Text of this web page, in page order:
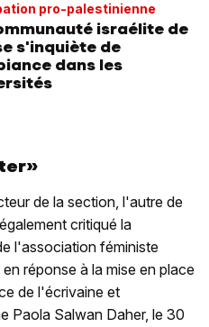
pro-palestinienne
israélite de
s'inquiète de
dans les
de la section, l'autre de
critiqué la
l'association féministe
réponse à la mise en place
de l'écrivaine et
Paola Salwan Daher, le 30